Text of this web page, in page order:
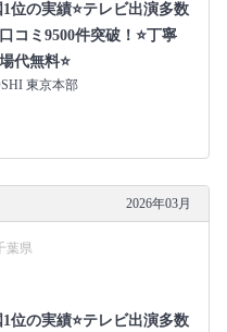
1位の実績⭐テレビ出演多数
コミ9500件突破！⭐丁寧
代無料⭐
東京本部
2026年03月
葉県
1位の実績⭐テレビ出演多数